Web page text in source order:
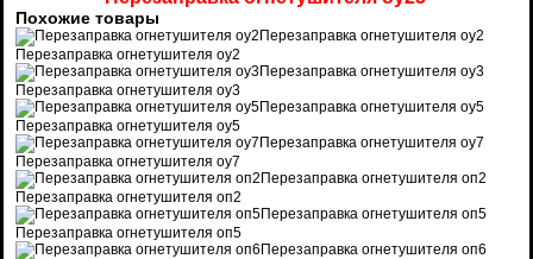
Похожие товары
Перезаправка огнетушителя оу2
Перезаправка огнетушителя оу2
Перезаправка огнетушителя оу3
Перезаправка огнетушителя оу3
Перезаправка огнетушителя оу5
Перезаправка огнетушителя оу5
Перезаправка огнетушителя оу7
Перезаправка огнетушителя оу7
Перезаправка огнетушителя оп2
Перезаправка огнетушителя оп2
Перезаправка огнетушителя оп5
Перезаправка огнетушителя оп5
Перезаправка огнетушителя оп6